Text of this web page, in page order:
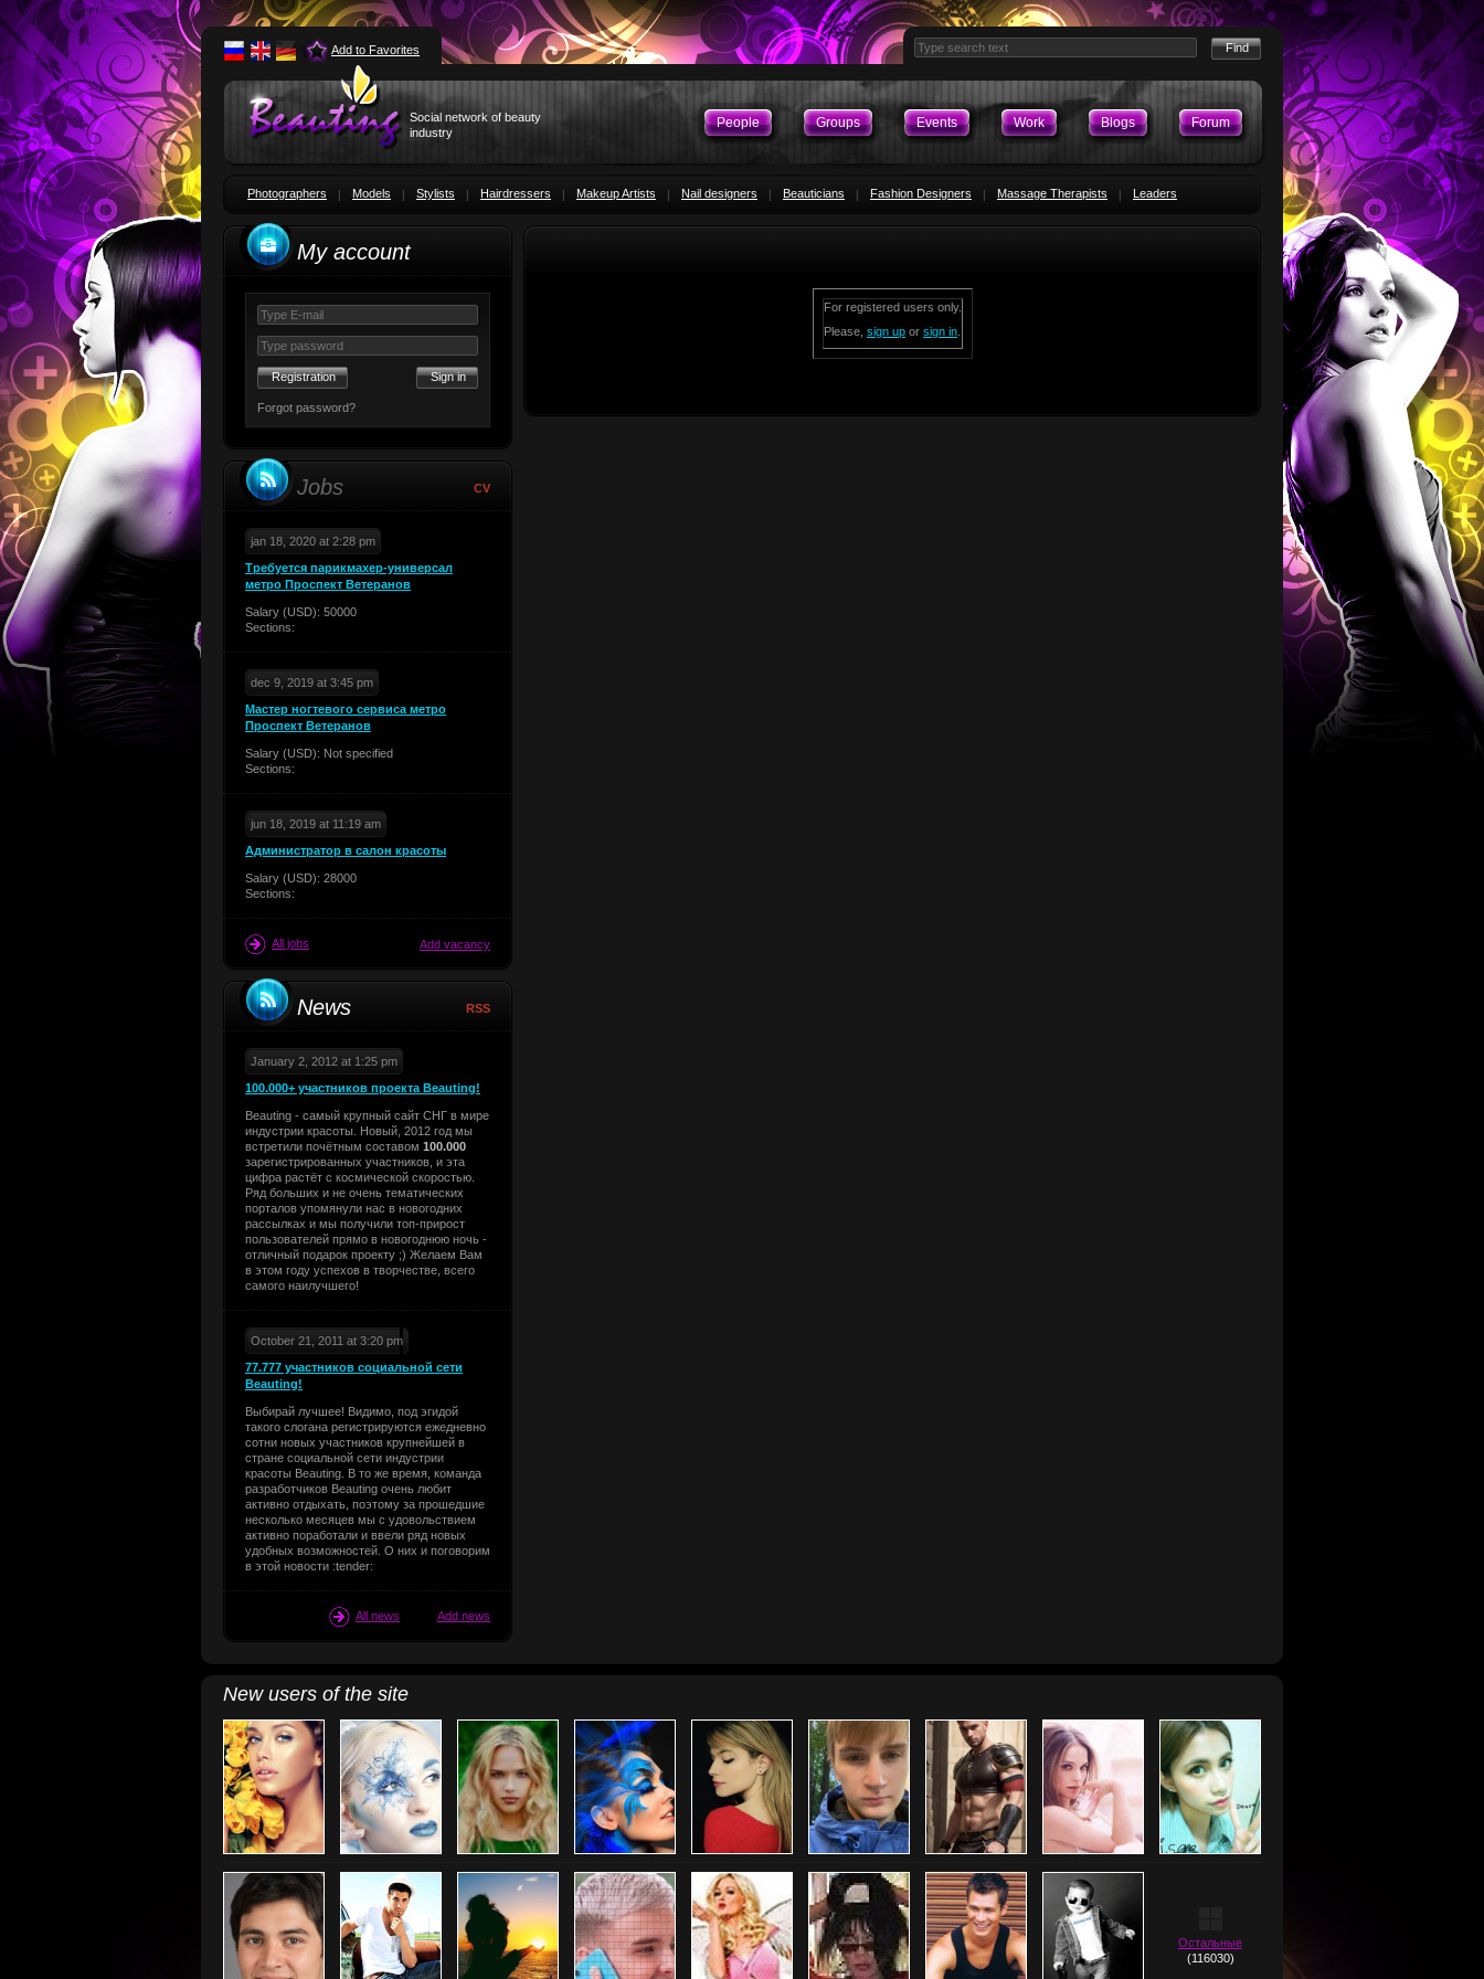
Add to Favorites
Social network of beauty
industry
People Groups Events Work Blogs Forum
Photographers Models Stylists Hairdressers Makeup Artists Nail designers Beauticians Fashion Designers Massage Therapists Leaders
My account
Registration
Forgot password?
Jobs CV
jan 18, 2020 at 2:28 pm
Требуется парикмахер-универсал
метро Проспект Ветеранов
Salary (USD): 50000
Sections:
dec 9, 2019 at 3:45 pm
Мастер ногтевого сервиса метро
Проспект Ветеранов
Salary (USD): Not specified
Sections:
jun 18, 2019 at 11:19 am
Администратор в салон красоты
Salary (USD): 28000
Sections:
All jobs Add vacancy
RSS
News
January 2, 2012 at 1:25 pm
100.000+ участников проекта Beauting!
Beauting - самый крупный сайт СНГ в мире
индустрии красоты. Новый, 2012 год мы
встретили почётным составом 100.000
зарегистрированных участников, и эта
цифра растёт с космической скоростью.
Ряд больших и не очень тематических
порталов упомянули нас в новогодних
рассылках и мы получили топ-прирост
пользователей прямо в новогоднюю ночь -
отличный подарок проекту ;) Желаем Вам
в этом году успехов в творчестве, всего
самого наилучшего!
October 21, 2011 at 3:20 pm
77.777 участников социальной сети
Beauting!
Выбирай лучшее! Видимо, под эгидой
такого слогана регистрируются ежедневно
сотни новых участников крупнейшей в
стране социальной сети индустрии
красоты Beauting. В то же время, команда
разработчиков Beauting очень любит
активно отдыхать, поэтому за прошедшие
несколько месяцев мы с удовольствием
активно поработали и ввели ряд новых
удобных возможностей. О них и поговорим
в этой новости :tender:
Add news
All news
For registered users only.
Please, sign up or sign in
New users of the site
Остальные
(116030)